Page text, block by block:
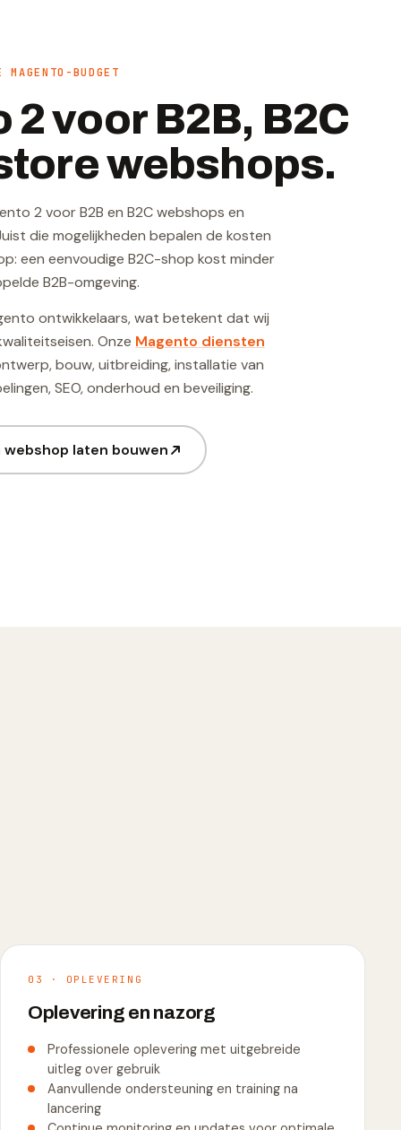
BUDGET
2 voor B2B, B2C
webshops.
2 voor B2B en B2C webshops en
die mogelijkheden bepalen de kosten
een eenvoudige B2C-shop kost minder
B2B-omgeving.
ontwikkelaars, wat betekent dat wij
Onze Magento diensten
bouw, uitbreiding, installatie van
SEO, onderhoud en beveiliging.
laten bouwen
03 · OPLEVERING
Oplevering en nazorg
Professionele oplevering met uitgebreide
uitleg over gebruik
Aanvullende ondersteuning en training na
lancering